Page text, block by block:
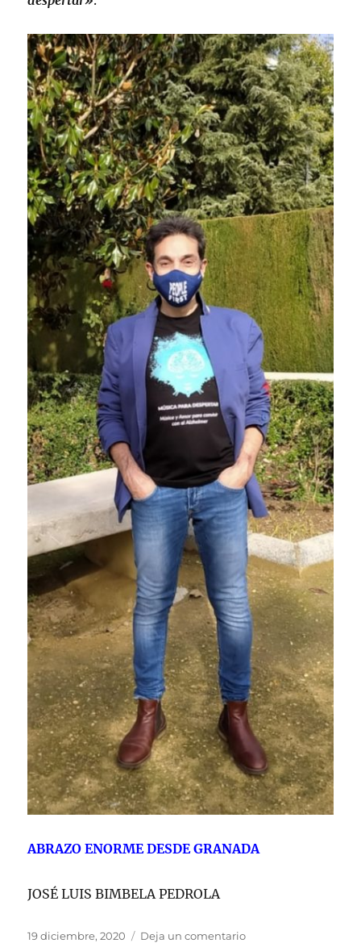
ABRAZO ENORME DESDE GRANADA
JOSÉ LUIS BIMBELA PEDROLA
Publicado
19 diciembre, 2020 Deja un comentarioen